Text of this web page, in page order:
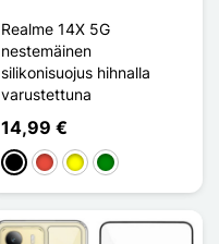
Realme 14X 5G
nestemäinen
silikonisuojus hihnalla
varustettuna
14,99 €
MustaPunainen
Keltainen
Vihreä